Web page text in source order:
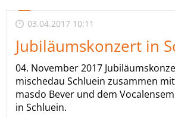
03.04.2017 10:11
Jubiläumskonzert in
04. November 2017
mischedau Schluein zusammen
masdo Bever und dem
in Schluein.